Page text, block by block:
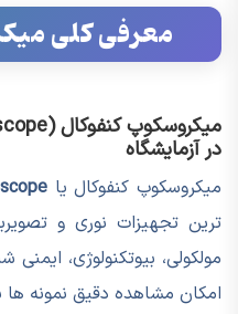
معرفی کلی
در آزمایشگاه
میکروسکوپ کنفوکال یا
ترین تجهیزات نوری و
مولکولی، بیوتکنولوژی،
امکان مشاهده دقیق نمونه ها